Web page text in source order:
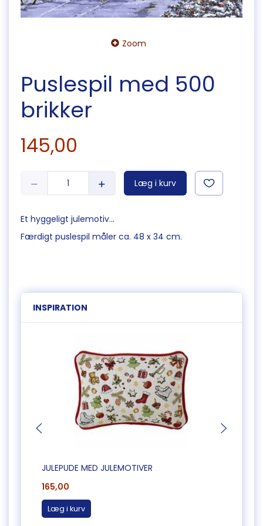
Zoom
Puslespil med 500
brikker
145,00
Læg i kurv
Et hyggeligt julemotiv...
Færdigt puslespil måler ca. 48 x 34 cm.
INSPIRATION
JULEPUDE MED JULEMOTIVER
165,00
Læg i kurv